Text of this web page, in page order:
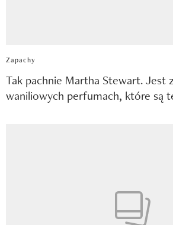
Zapachy
Tak pachnie Martha Stewart. Jest
waniliowych perfumach, które są